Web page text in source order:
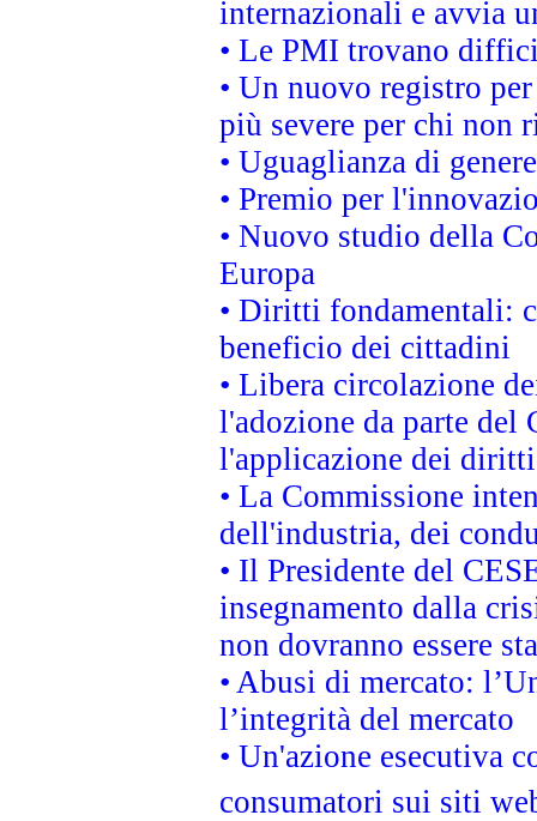
internazionali e avvia
• Le PMI trovano
• Un nuovo registro
più severe per chi non
• Uguaglianza di
• Premio per
• Nuovo studio della
Europa
• Diritti fondamentali:
beneficio dei cittadini
• Libera circolazione
l'adozione da parte
l'applicazione dei
• La Commissione
dell'industria, dei
• Il Presidente del
insegnamento dalla
non dovranno essere
• Abusi di mercato:
l’integrità del mercato
• Un'azione esecutiva
consumatori sui siti